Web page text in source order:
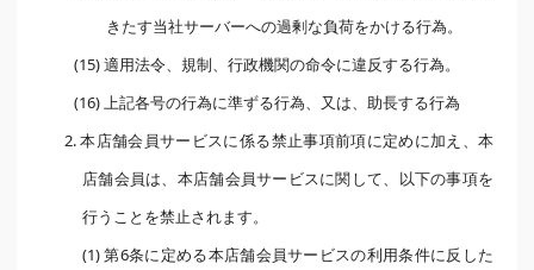
きたす当社サーバーへの過剰な負荷をかける行為。
(15) 適用法令、規制、行政機関の命令に違反する行為。
(16) 上記各号の行為に準ずる行為、又は、助長する行為
2. 本店舗会員サービスに係る禁止事項前項に定めに加え、本
店舗会員は、本店舗会員サービスに関して、以下の事項を
行うことを禁止されます。
(1) 第6条に定める本店舗会員サービスの利用条件に反した